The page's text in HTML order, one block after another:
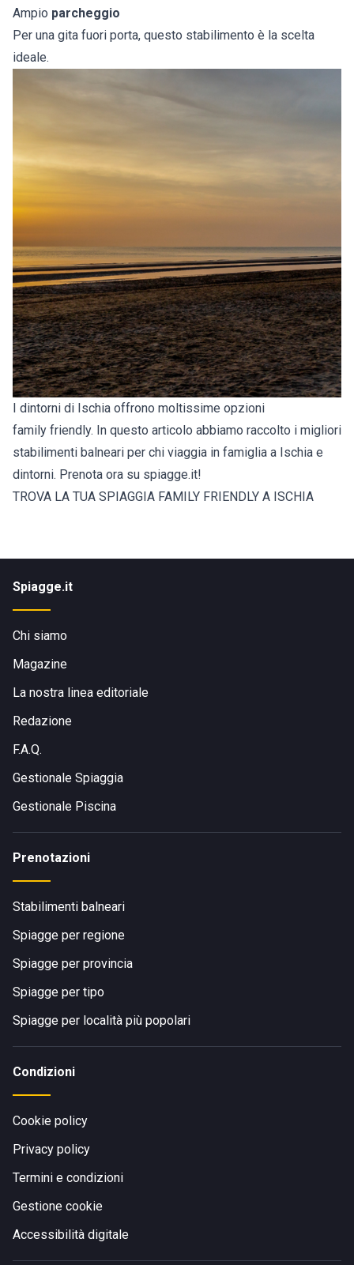
Ampio parcheggio
Per una gita fuori porta, questo stabilimento è la scelta
ideale.
I dintorni di Ischia offrono moltissime opzioni
family friendly. In questo articolo abbiamo raccolto i migliori
stabilimenti balneari per chi viaggia in famiglia a Ischia e
dintorni. Prenota ora su spiagge.it!
TROVA LA TUA SPIAGGIA FAMILY FRIENDLY A ISCHIA
Spiagge.it
Chi siamo
Magazine
La nostra linea editoriale
Redazione
F.A.Q.
Gestionale Spiaggia
Gestionale Piscina
Prenotazioni
Stabilimenti balneari
Spiagge per regione
Spiagge per provincia
Spiagge per tipo
Spiagge per località più popolari
Condizioni
Cookie policy
Privacy policy
Termini e condizioni
Gestione cookie
Accessibilità digitale